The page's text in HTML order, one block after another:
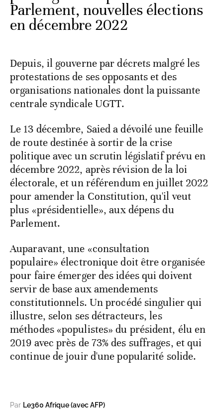
Parlement, nouvelles élections
en décembre 2022
Depuis, il gouverne par décrets malgré les
protestations de ses opposants et des
organisations nationales dont la puissante
centrale syndicale UGTT.
Le 13 décembre, Saied a dévoilé une feuille
de route destinée à sortir de la crise
politique avec un scrutin législatif prévu en
décembre 2022, après révision de la loi
électorale, et un référendum en juillet 2022
pour amender la Constitution, qu'il veut
plus «présidentielle», aux dépens du
Parlement.
Auparavant, une «consultation
populaire» électronique doit être organisée
pour faire émerger des idées qui doivent
servir de base aux amendements
constitutionnels. Un procédé singulier qui
illustre, selon ses détracteurs, les
méthodes «populistes» du président, élu en
2019 avec près de 73% des suffrages, et qui
continue de jouir d'une popularité solide.
Par Le360 Afrique (avec AFP)